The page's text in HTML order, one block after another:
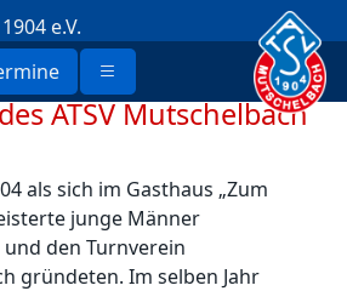
e.V.
ATSV Mutschelbach
als sich im Gasthaus „Zum
junge Männer
den Turnverein
gründeten. Im selben Jahr